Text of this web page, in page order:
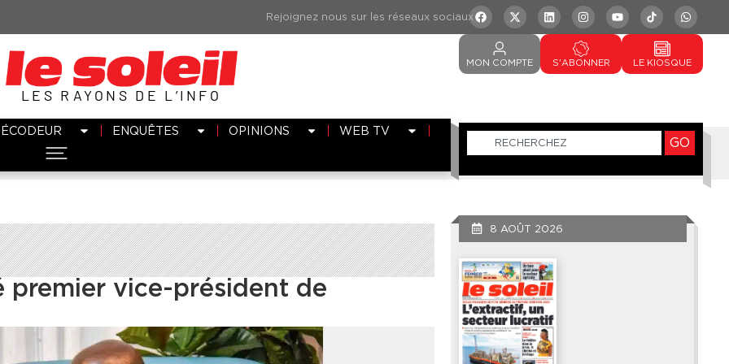
LES RAYONS DE L’INFO
MON COMPTE S'ABONNER LE KIOSQUE
ENQUÊTES OPINIONS WEB TV
GO
premier vice-président de
8 AOÛT 2026